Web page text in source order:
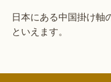
日本にある中国掛け軸
といえます。